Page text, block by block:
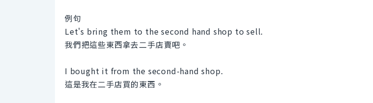
例句
Let's bring them to the second hand shop to sell.
我們把這些東西拿去二手店賣吧。
I bought it from the second-hand shop.
這是我在二手店買的東西。